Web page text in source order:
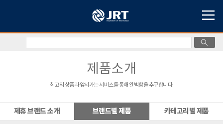
제품소개
최고의 상품과 앞서가는 서비스를 통해 완벽함을 추구합니다.
제휴 브랜드 소개 브랜드별 제품 카테고리별 제품